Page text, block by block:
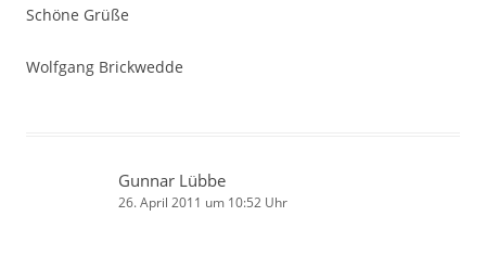
Schöne Grüße
Wolfgang Brickwedde
Gunnar Lübbe
26. April 2011 um 10:52 Uhr